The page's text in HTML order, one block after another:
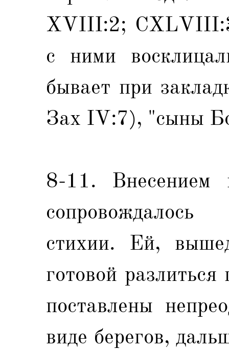
XVIII:2;
с ними
бывает при
Зах IV:7), "сыны
8-11. Внесением
стихии. Ей,
готовой
поставлены
виде берегов,